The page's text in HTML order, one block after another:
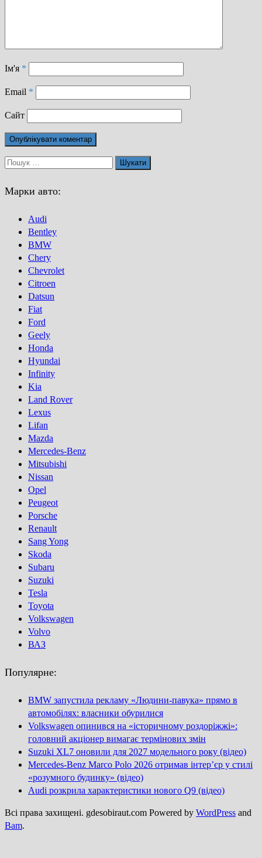
Ім'я *
Email *
Сайт
Пошук:
Марки авто:
Audi
Bentley
BMW
Chery
Chevrolet
Citroen
Datsun
Fiat
Ford
Geely
Honda
Hyundai
Infinity
Kia
Land Rover
Lexus
Lifan
Mazda
Mercedes-Benz
Mitsubishi
Nissan
Opel
Peugeot
Porsсhe
Renault
Sang Yong
Skoda
Subaru
Suzuki
Tesla
Toyota
Volkswagen
Volvo
ВАЗ
Популярне:
BMW запустила рекламу «Людини-павука» прямо в
автомобілях: власники обурилися
Volkswagen опинився на «історичному роздоріжжі»:
головний акціонер вимагає термінових змін
Suzuki XL7 оновили для 2027 модельного року (відео)
Mercedes-Benz Marco Polo 2026 отримав інтер’єр у стилі
«розумного будинку» (відео)
Audi розкрила характеристики нового Q9 (відео)
Всі права захищені. gdesobiraut.com Powered by WordPress and
Bam.